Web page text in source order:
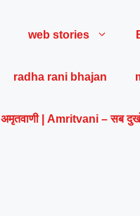
web stories
radha rani bhajan
अमृतवाणी | Amritvani – सब